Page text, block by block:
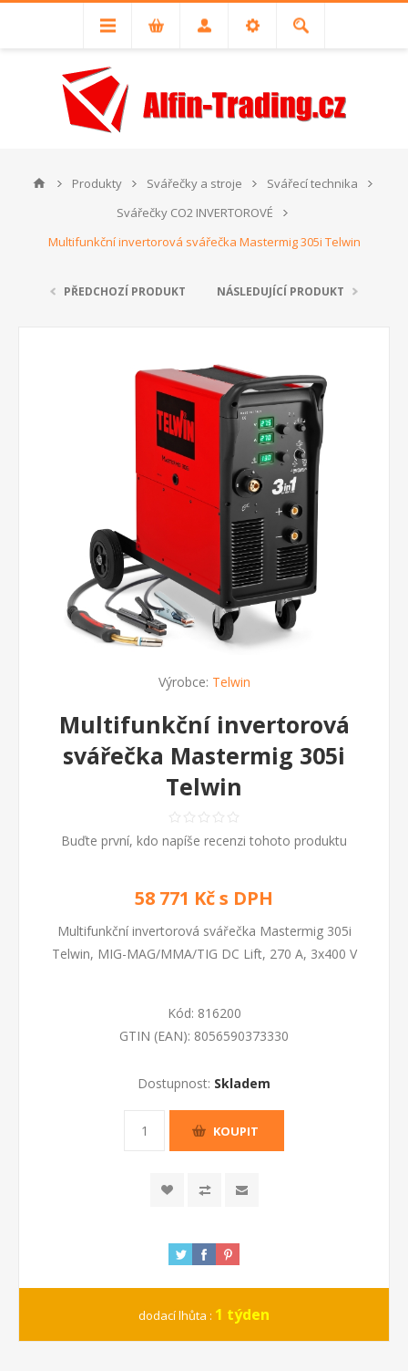
Produkty Svářečky a stroje
Svářecí technika
Svářečky CO2 INVERTOROVÉ
Multifunkční invertorová svářečka Mastermig 305i Telwin
PŘEDCHOZÍ PRODUKT NÁSLEDUJÍCÍ PRODUKT
Výrobce: Telwin
Multifunkční invertorová
svářečka Mastermig 305i
Telwin
Buďte první, kdo napíše recenzi tohoto produktu
58 771 Kč s DPH
Multifunkční invertorová svářečka Mastermig 305i
Telwin, MIG-MAG/MMA/TIG DC Lift, 270 A, 3x400 V
Kód: 816200
GTIN (EAN): 8056590373330
Dostupnost: Skladem
KOUPIT
dodací lhůta : 1 týden